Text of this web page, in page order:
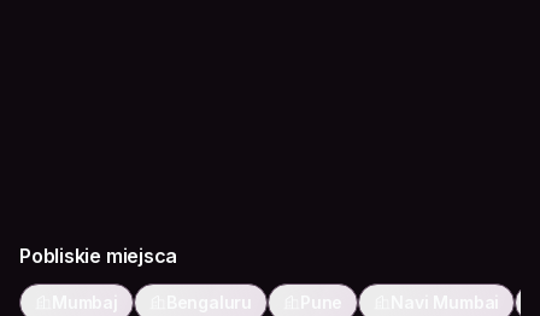
Pobliskie miejsca
Mumbaj Bengaluru Pune Navi Mumbai